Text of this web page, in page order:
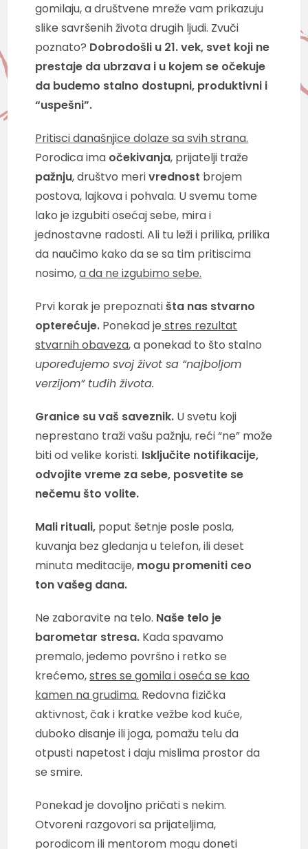
gomilaju, a društvene mreže vam prikazuju
slike savršenih života drugih ljudi. Zvuči
poznato? Dobrodošli u 21. vek, svet koji ne
prestaje da ubrzava i u kojem se očekuje
da budemo stalno dostupni, produktivni i
“uspešni”.
Pritisci današnjice dolaze sa svih strana.
Porodica ima očekivanja, prijatelji traže
pažnju, društvo merivrednost brojem
postova, lajkova i pohvala. U svemu tome
lako je izgubiti osećaj sebe, mira i
jednostavne radosti. Ali tu leži i prilika, prilika
da naučimo kako da se sa tim pritiscima
nosimo,a da ne izgubimo sebe.
Prvi korak je prepoznatišta nas stvarno
opterećuje. Ponekad je stres rezultat
stvarnih obaveza, a ponekad to što stalno
upoređujemo svoj život sa “najboljom
verzijom” tuđih života.
Granice su vaš saveznik. U svetu koji
neprestano traži vašu pažnju, reći “ne” može
biti od velike koristi. Isključite notifikacije,
odvojite vreme za sebe, posvetite se
nečemu što volite.
Mali rituali, poput šetnje posle posla,
kuvanja bez gledanja u telefon, ili deset
minuta meditacije, mogu promeniti ceo
ton vašeg dana.
Ne zaboravite na telo. Naše telo je
barometar stresa. Kada spavamo
premalo, jedemo površno i retko se
krećemo,stres se gomila i oseća se kao
kamen na grudima. Redovna fizička
aktivnost, čak i kratke vežbe kod kuće,
duboko disanje ili joga, pomažu telu da
otpusti napetost i daju mislima prostor da
se smire.
Ponekad je dovoljno pričati s nekim.
Otvoreni razgovori sa prijateljima,
porodicom ili mentorom mogu doneti